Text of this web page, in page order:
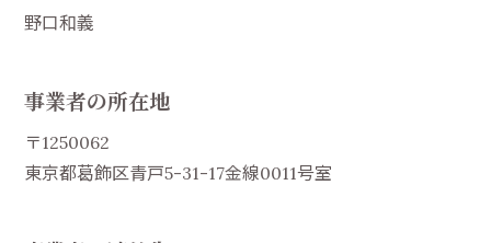
野口和義
事業者の所在地
〒1250062
東京都葛飾区青戸5-31-17金線0011号室